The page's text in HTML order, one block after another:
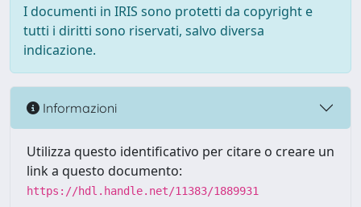
I documenti in IRIS sono protetti da copyright e
tutti i diritti sono riservati, salvo diversa
indicazione.
Informazioni
Utilizza questo identificativo per citare o creare un
link a questo documento:
https://hdl.handle.net/11383/1889931